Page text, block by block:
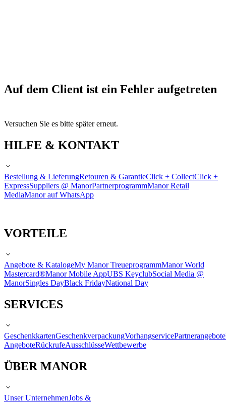
Auf dem Client ist ein Fehler aufgetreten
Versuchen Sie es bitte später erneut.
HILFE & KONTAKT
Bestellung & LieferungRetouren & GarantieClick + CollectClick +
ExpressSuppliers @ ManorPartnerprogrammManor Retail
MediaManor auf WhatsApp
VORTEILE
Angebote & KatalogeMy Manor TreueprogrammManor World
Mastercard®Manor Mobile AppUBS KeyclubSocial Media @
ManorSingles DayBlack FridayNational Day
SERVICES
GeschenkkartenGeschenkverpackungVorhangservicePartnerangebote
AngeboteRückrufeAusschlüsseWettbewerbe
ÜBER MANOR
Unser UnternehmenJobs &